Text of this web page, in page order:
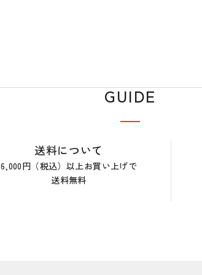
GUIDE
送料について
6,000円（税込）以上お買い上げで
送料無料